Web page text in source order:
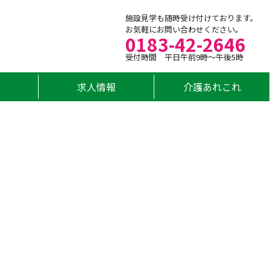
施設見学も随時受け付けております。
お気軽にお問い合わせください。
0183-42-2646
受付時間 平日午前9時～午後5時
求人情報 介護あれこれ